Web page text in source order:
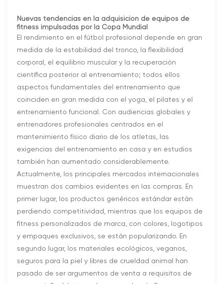
Nuevas tendencias en la adquisición de equipos de
fitness impulsadas por la Copa Mundial
El rendimiento en el fútbol profesional depende en gran
medida de la estabilidad del tronco, la flexibilidad
corporal, el equilibrio muscular y la recuperación
científica posterior al entrenamiento; todos ellos
aspectos fundamentales del entrenamiento que
coinciden en gran medida con el yoga, el pilates y el
entrenamiento funcional. Con audiencias globales y
entrenadores profesionales centrados en el
mantenimiento físico diario de los atletas, las
exigencias del entrenamiento en casa y en estudios
también han aumentado considerablemente.
Actualmente, los principales mercados internacionales
muestran dos cambios evidentes en las compras. En
primer lugar, los productos genéricos estándar están
perdiendo competitividad, mientras que los equipos de
fitness personalizados de marca, con colores, logotipos
y empaques exclusivos, se están popularizando. En
segundo lugar, los materiales ecológicos, veganos,
seguros para la piel y libres de crueldad animal han
pasado de ser argumentos de venta a requisitos de